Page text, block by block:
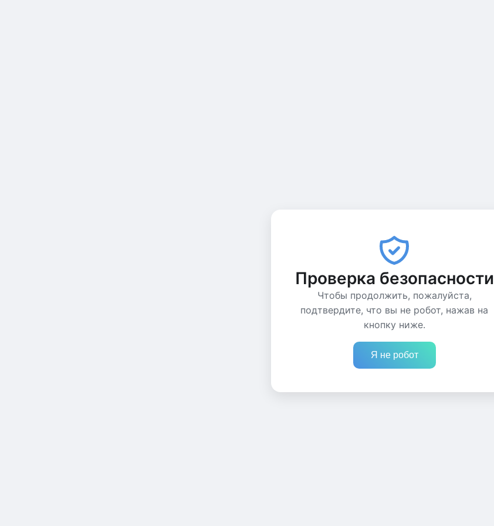
Проверка безопасности
Чтобы продолжить, пожалуйста,
подтвердите, что вы не робот, нажав на
кнопку ниже.
Я не робот